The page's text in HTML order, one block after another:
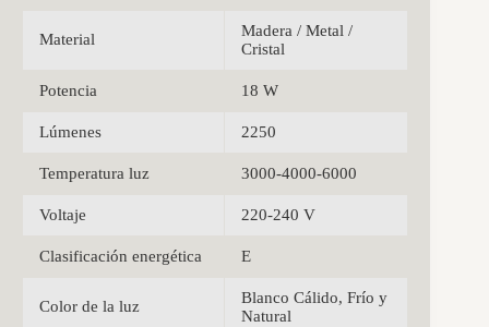
Material
Madera / Metal /
Cristal
Potencia 18 W
Lúmenes 2250
Temperatura luz 3000-4000-6000
Voltaje 220-240 V
Clasificación energética E
Color de la luz
Blanco Cálido, Frío y
Natural